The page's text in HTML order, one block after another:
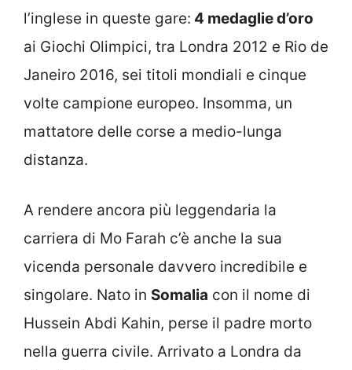
l’inglese in queste gare: 4 medaglie d’oro
ai Giochi Olimpici, tra Londra 2012 e Rio de
Janeiro 2016, sei titoli mondiali e cinque
volte campione europeo. Insomma, un
mattatore delle corse a medio-lunga
distanza.
A rendere ancora più leggendaria la
carriera di Mo Farah c’è anche la sua
vicenda personale davvero incredibile e
singolare. Nato in Somalia con il nome di
Hussein Abdi Kahin, perse il padre morto
nella guerra civile. Arrivato a Londra da